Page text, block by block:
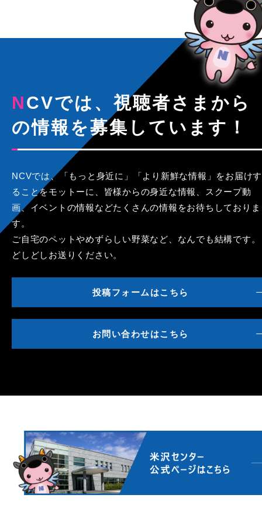
NCVでは、視聴者さまから
の情報を募集しています！
NCVでは、「もっと身近に」「より新鮮な情報」をお届けす
ることをモットーに、皆様からの身近な情報、スクープ動
画、イベントの情報などたくさんの情報をお待ちしておりま
す。
ご自宅のペットやめずらしい野菜など、なんでも結構です。
どしどしお送りください。
投稿フォームはこちら
お問い合わせはこちら